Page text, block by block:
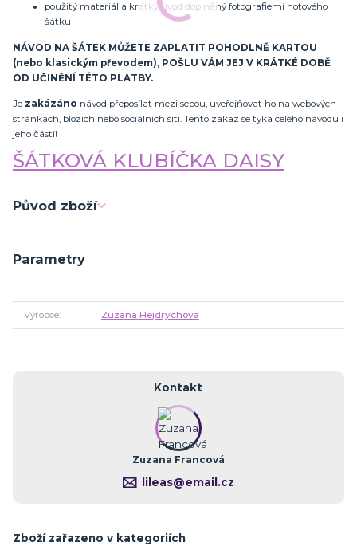
použitý materiál a krátký úvod doplněný fotografiemi hotového
šátku
NÁVOD NA ŠÁTEK MŮŽETE ZAPLATIT POHODLNĚ KARTOU
(nebo klasickým převodem), POŠLU VÁM JEJ V KRÁTKÉ DOBĚ
OD UČINĚNÍ TÉTO PLATBY.
Je zakázáno návod přeposílat mezi sebou, uveřejňovat ho na webových
stránkách, blozích nebo sociálních sítí. Tento zákaz se týká celého návodu i
jeho částí!
ŠÁTKOVÁ KLUBÍČKA DAISY
Původ zboží
Parametry
Výrobce Zuzana Hejdrychová
Kontakt
Zuzana Francová
lileas@email.cz
Zboží zařazeno v kategoriích